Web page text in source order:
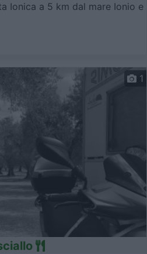
Ionica a 5 km dal mare Ionio e
1